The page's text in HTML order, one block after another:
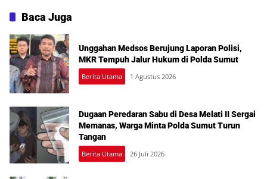
Baca Juga
Unggahan Medsos Berujung Laporan Polisi,
MKR Tempuh Jalur Hukum di Polda Sumut
Berita Utama 1 Agustus 2026
Dugaan Peredaran Sabu di Desa Melati II Sergai
Memanas, Warga Minta Polda Sumut Turun
Tangan
Berita Utama 26 Juli 2026